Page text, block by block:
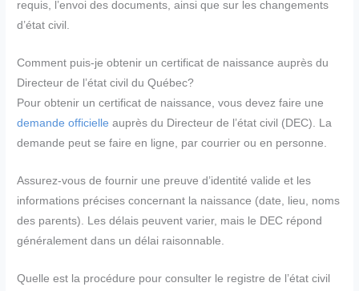
requis, l’envoi des documents, ainsi que sur les changements
d’état civil.
Comment puis-je obtenir un certificat de naissance auprès du
Directeur de l’état civil du Québec?
Pour obtenir un certificat de naissance, vous devez faire une
demande officielle auprès du Directeur de l’état civil (DEC). La
demande peut se faire en ligne, par courrier ou en personne.
Assurez-vous de fournir une preuve d’identité valide et les
informations précises concernant la naissance (date, lieu, noms
des parents). Les délais peuvent varier, mais le DEC répond
généralement dans un délai raisonnable.
Quelle est la procédure pour consulter le registre de l’état civil